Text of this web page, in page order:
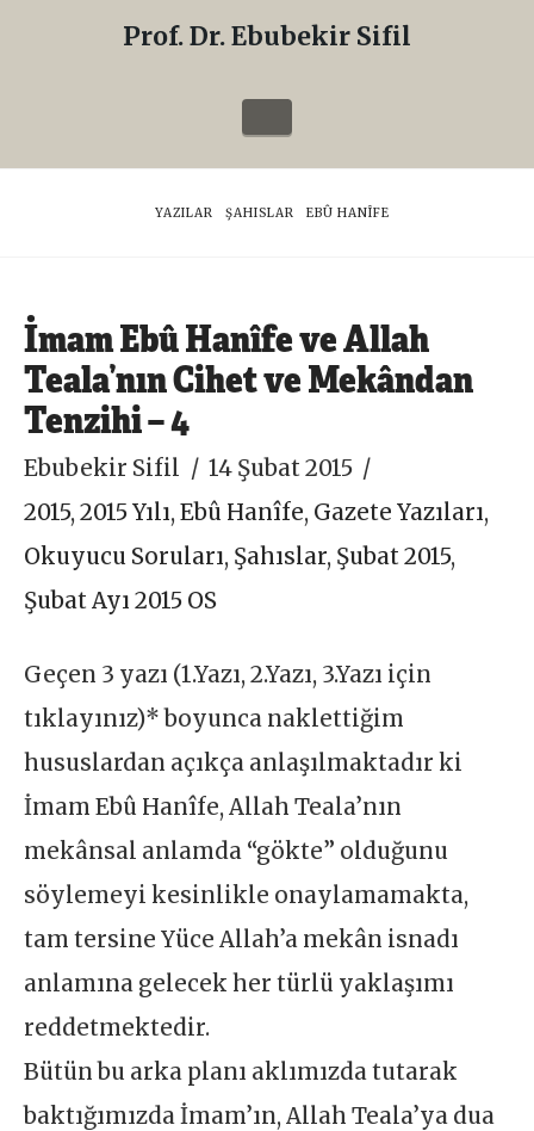
Sifil
Prof. Dr. Ebubekir Sifil
Navigation
HOME
YAZILAR ŞAHISLAR EBÛ HANÎFE
İmam Ebû Hanîfe ve Allah
Teala’nın Cihet ve Mekândan
Tenzihi – 4
Ebubekir Sifil
14 Şubat 2015
2015,2015 Yılı,Ebû Hanîfe, Gazete Yazıları,
Okuyucu Soruları, Şahıslar, Şubat 2015,
Şubat Ayı 2015 OS
Geçen 3 yazı (1.Yazı, 2.Yazı, 3.Yazı için
tıklayınız)* boyunca naklettiğim
hususlardan açıkça anlaşılmaktadır ki
İmam Ebû Hanîfe, Allah Teala’nın
mekânsal anlamda “gökte” olduğunu
söylemeyi kesinlikle onaylamamakta,
tam tersine Yüce Allah’a mekân isnadı
anlamına gelecek her türlü yaklaşımı
reddetmektedir.
Bütün bu arka planı aklımızda tutarak
baktığımızda İmam’ın, Allah Teala’ya dua